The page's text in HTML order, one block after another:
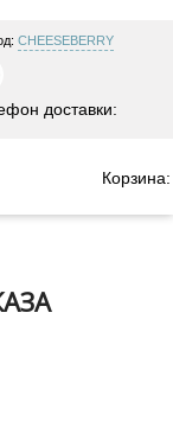
CHEESEBERRY
доставки:
Корзина: